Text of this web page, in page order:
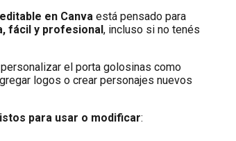
en Canva está pensado para
fácil y profesional, incluso si no tenés
el porta golosinas como
logos o crear personajes nuevos
para usar o modificar: